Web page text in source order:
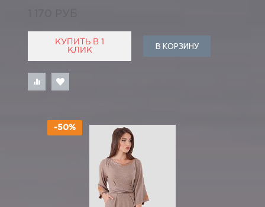
1 170 РУБ
КУПИТЬ В 1
КЛИК
В КОРЗИНУ
-50%